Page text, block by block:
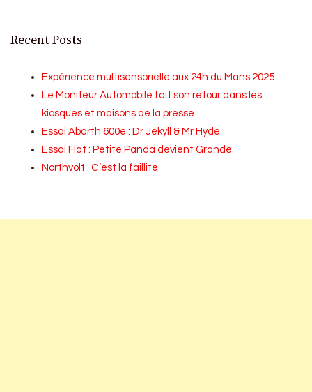
Recent Posts
Expérience multisensorielle aux 24h du Mans 2025
Le Moniteur Automobile fait son retour dans les
kiosques et maisons de la presse
Essai Abarth 600e : Dr Jekyll & Mr Hyde
Essai Fiat : Petite Panda devient Grande
Northvolt : C’est la faillite